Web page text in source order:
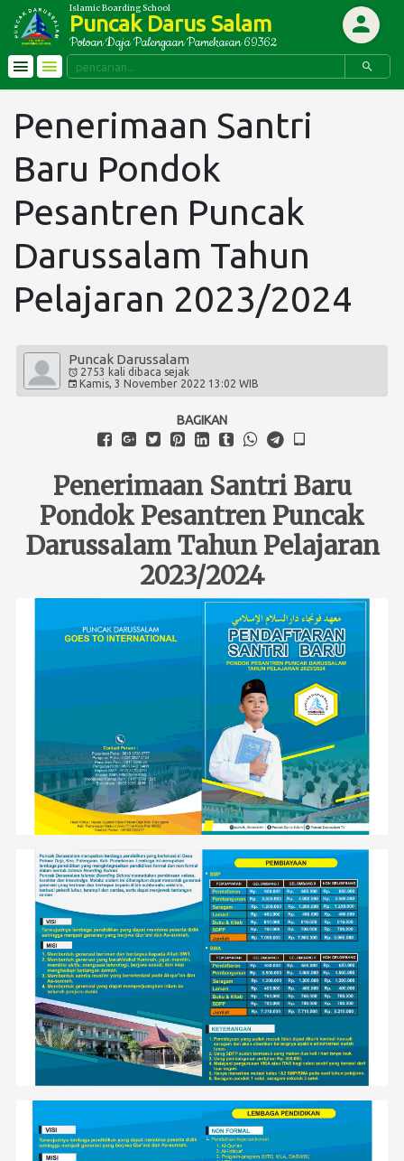
Informasi
e-Nuqood
e-Securitiy
Link Terkait
Donasi
Islamic Boarding School
Puncak Darus Salam
Potoan Daja Palengaan Pamekasan 69362
PROFIL
Visi, Misi dan Tujuan
Sejarah
Lambang
Sistem Pendidikan
MADRASIYAH
SMA
SDN
AKSI Ajang Kreasi Santri Iktisyaf
Wisuda
IICP
MLA Markaz Lughatul Arabiyah
DARWIS Darussalam Wall for Internasional
Penerimaan Santri
Baru Pondok
Pesantren Puncak
Darussalam Tahun
Pelajaran 2023/2024
Puncak Darussalam
2753 kali dibaca sejak
Kamis, 3 November 2022 13:02 WIB
BAGIKAN
Penerimaan Santri Baru
Pondok Pesantren Puncak
Darussalam Tahun Pelajaran
2023/2024